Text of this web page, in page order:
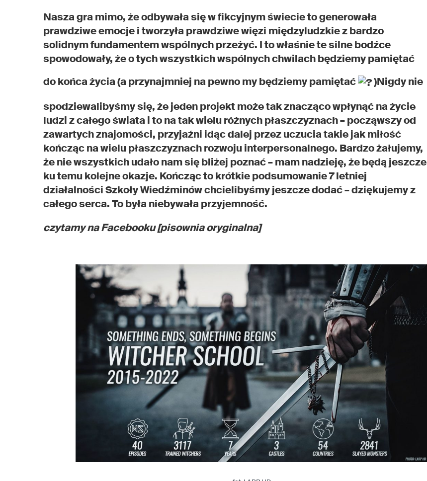
Nasza gra mimo, że odbywała się w fikcyjnym świecie to generowała
prawdziwe emocje i tworzyła prawdziwe więzi międzyludzkie z bardzo
solidnym fundamentem wspólnych przeżyć. I to właśnie te silne bodźce
spowodowały, że o tych wszystkich wspólnych chwilach będziemy pamiętać
do końca życia (a przynajmniej na pewno my będziemy pamiętać
)Nigdy nie
spodziewalibyśmy się, że jeden projekt może tak znacząco wpłynąć na życie
ludzi z całego świata i to na tak wielu różnych płaszczyznach – począwszy od
zawartych znajomości, przyjaźni idąc dalej przez uczucia takie jak miłość
kończąc na wielu płaszczyznach rozwoju interpersonalnego. Bardzo żałujemy,
że nie wszystkich udało nam się bliżej poznać – mam nadzieję, że będą jeszcze
ku temu kolejne okazje. Kończąc to krótkie podsumowanie 7 letniej
działalności Szkoły Wiedźminów chcielibyśmy jeszcze dodać – dziękujemy z
całego serca. To była niebywała przyjemność.
czytamy na Facebooku [pisownia oryginalna]